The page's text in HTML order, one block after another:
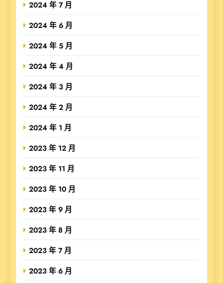
2024 年 7 月
2024 年 6 月
2024 年 5 月
2024 年 4 月
2024 年 3 月
2024 年 2 月
2024 年 1 月
2023 年 12 月
2023 年 11 月
2023 年 10 月
2023 年 9 月
2023 年 8 月
2023 年 7 月
2023 年 6 月